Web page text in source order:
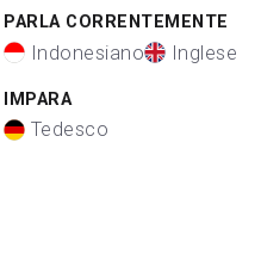
PARLA CORRENTEMENTE
Indonesiano Inglese
IMPARA
Tedesco